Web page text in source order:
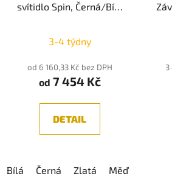
svítidlo Spin, Černá/Bílá
hodnocení
produktu
je
z
3-4 týdny
od 6 160,33 Kč bez DPH
od 7 454 Kč
DETAIL
Bílá Černá Zlatá Měď
3